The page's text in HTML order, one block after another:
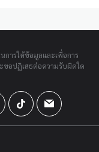
การให้ข้อมูลและเพื่อการ
ขอปฏิเสธต่อความรับผิดใด